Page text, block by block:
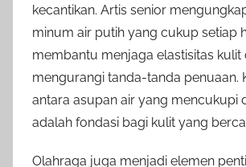
kecantikan. Artis senior
minum air putih yang cukup setiap
membantu menjaga elastisitas kulit
mengurangi tanda-tanda penuaan.
antara asupan air yang mencukupi
adalah fondasi bagi kulit yang
Olahraga juga menjadi elemen